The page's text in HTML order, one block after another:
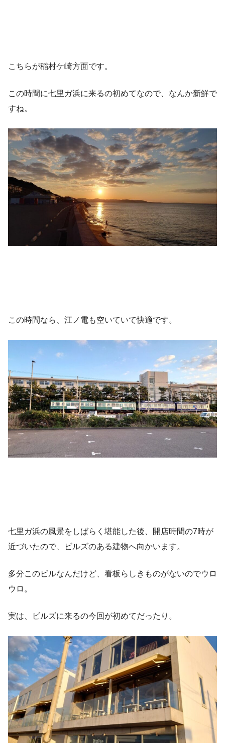
こちらが稲村ケ崎方面です。
この時間に七里ガ浜に来るの初めてなので、なんか新鮮で
すね。
この時間なら、江ノ電も空いていて快適です。
七里ガ浜の風景をしばらく堪能した後、開店時間の7時が
近づいたので、ビルズのある建物へ向かいます。
多分このビルなんだけど、看板らしきものがないのでウロ
ウロ。
実は、ビルズに来るの今回が初めてだったり。